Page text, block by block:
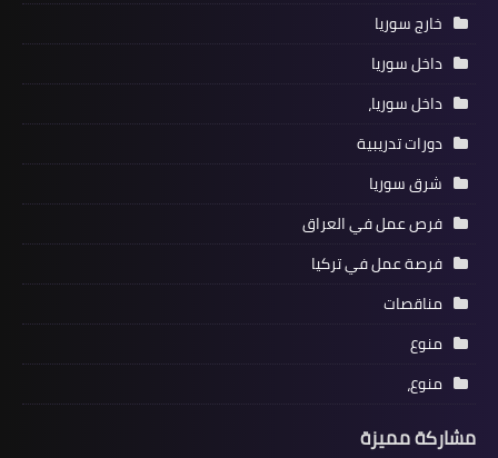
خارج سوريا
داخل سوريا
داخل سوريا،
دورات تدريبية
شرق سوريا
فرص عمل في العراق
فرصة عمل في تركيا
مناقصات
منوع
منوع،
مشاركة مميزة